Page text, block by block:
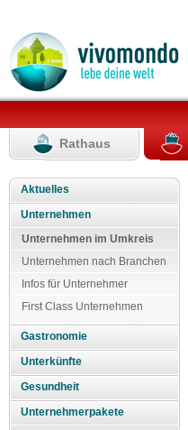
Rathaus
Aktuelles
Unternehmen
Unternehmen im Umkreis
Unternehmen nach Branchen
Infos für Unternehmer
First Class Unternehmen
Gastronomie
Unterkünfte
Gesundheit
Unternehmerpakete